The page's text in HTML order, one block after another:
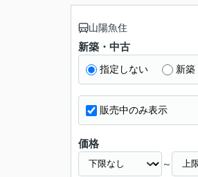
山陽魚住
新築・中古
指定しない 新築
販売中のみ表示
価格
～